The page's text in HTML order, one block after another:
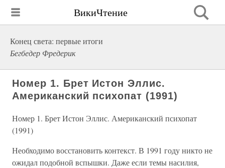
ВикиЧтение
Конец света: первые итоги
Бегбедер Фредерик
Номер 1. Брет Истон Эллис.
Американский психопат (1991)
Номер 1. Брет Истон Эллис. Американский психопат
(1991)
Необходимо восстановить контекст. В 1991 году никто не
ожидал подобной вспышки. Даже если темы насилия,